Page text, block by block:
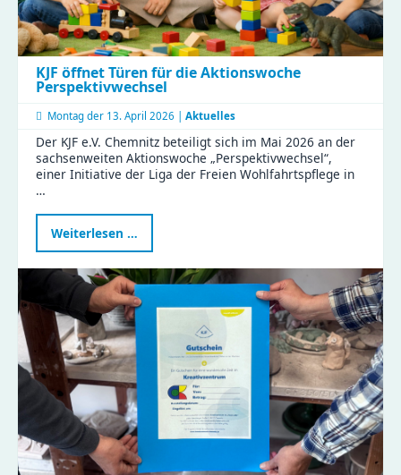
KJF öffnet Türen für die Aktionswoche
Perspektivwechsel
Montag der 13. April 2026 | Aktuelles
Der KJF e.V. Chemnitz beteiligt sich im Mai 2026 an der
sachsenweiten Aktionswoche „Perspektivwechsel“,
einer Initiative der Liga der Freien Wohlfahrtspflege in
…
Weiterlesen …
öffnet
Türen
für
die
Aktionswoche
Perspektivwechsel